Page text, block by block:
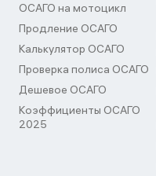
ОСАГО на мотоцикл
Продление ОСАГО
Калькулятор ОСАГО
Проверка полиса ОСАГО
Дешевое ОСАГО
Коэффициенты ОСАГО
2025